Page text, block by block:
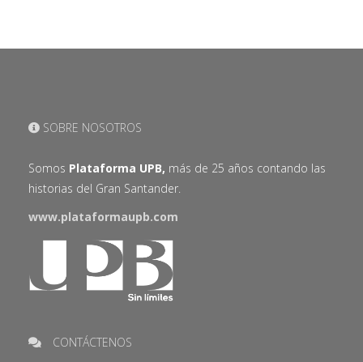
SOBRE NOSOTROS
Somos Plataforma UPB, más de 25 años contando las
historias del Gran Santander.
www.plataformaupb.com
CONTÁCTENOS